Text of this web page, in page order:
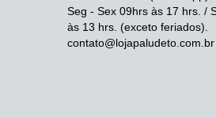
Seg - Sex 09hrs às 17 hrs. /
às 13 hrs. (exceto feriados).
contato@lojapaludeto.com.br